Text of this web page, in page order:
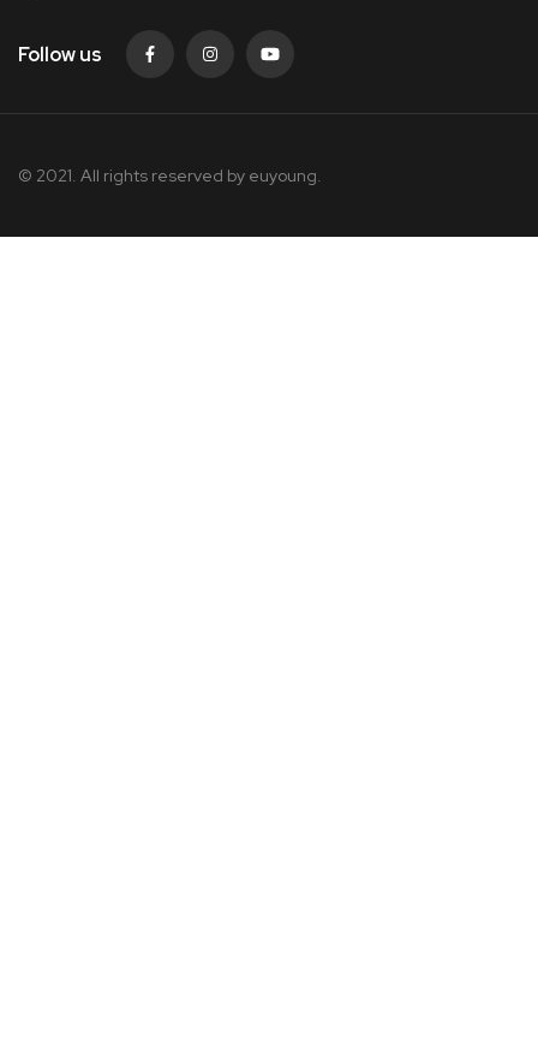
Follow us
© 2021. All rights reserved by euyoung.